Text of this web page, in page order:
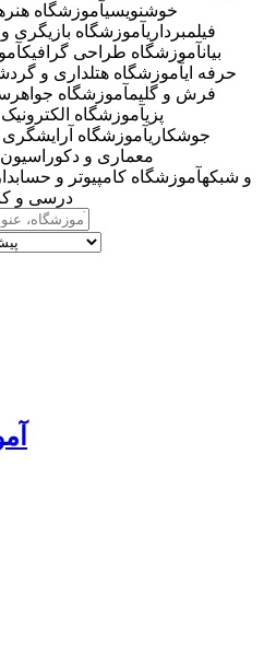
خوشنویسیآموزشگاه
فیلمبرداریآموزشگاه بازیگری
بیانآموزشگاه طراحی گرافیک
حرفه ایآموزشگاه هتلداری و
فرش و گلیمآموزشگاه
پزیآموزشگاه
جوشکاریآموزشگاه آرایشگری
معماری و دکوراسیون
آموزشگاه IT و شبکهآموزشگاه کامپیوتر و
درسی و